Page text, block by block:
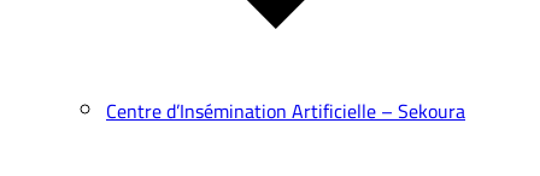
Centre d’Insémination Artificielle – Sekoura